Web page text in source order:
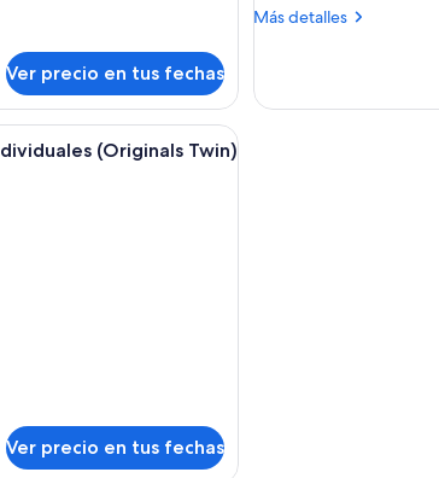
Ver precio en tus fechas
Más detalles
Más
ejecutiva
otoman y un armario.
Una habitación de hotel con cama, una silla, televisor y minibar.
(Originals Twin)
Ver precio en tus fechas